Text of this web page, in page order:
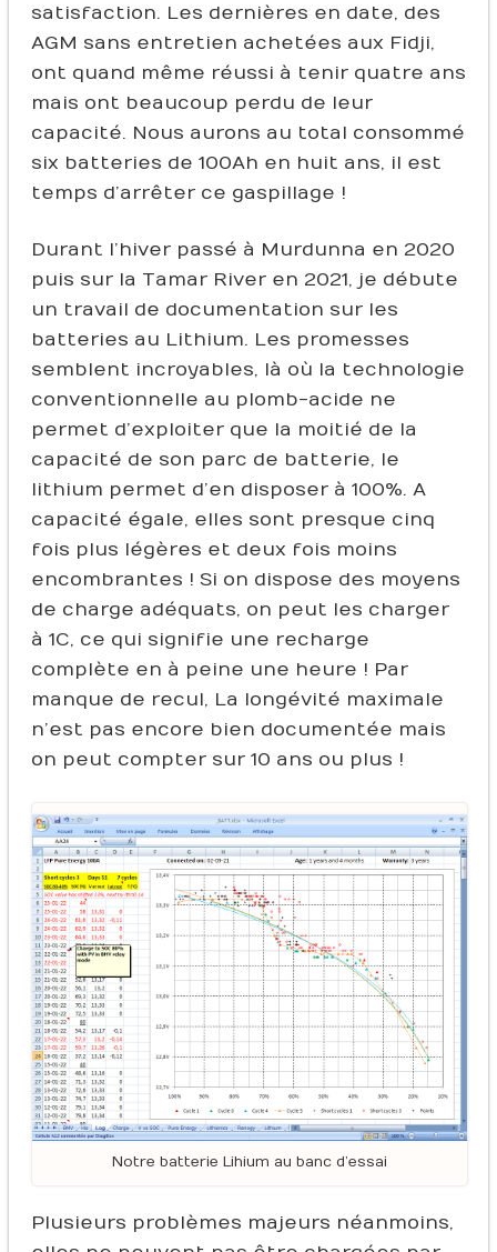
satisfaction. Les dernières en date, des
AGM sans entretien achetées aux Fidji,
ont quand même réussi à tenir quatre ans
mais ont beaucoup perdu de leur
capacité. Nous aurons au total consommé
six batteries de 100Ah en huit ans, il est
temps d’arrêter ce gaspillage !
Durant l’hiver passé à Murdunna en 2020
puis sur la Tamar River en 2021, je débute
un travail de documentation sur les
batteries au Lithium. Les promesses
semblent incroyables, là où la technologie
conventionnelle au plomb-acide ne
permet d’exploiter que la moitié de la
capacité de son parc de batterie, le
lithium permet d’en disposer à 100%. A
capacité égale, elles sont presque cinq
fois plus légères et deux fois moins
encombrantes ! Si on dispose des moyens
de charge adéquats, on peut les charger
à 1C, ce qui signifie une recharge
complète en à peine une heure ! Par
manque de recul, La longévité maximale
n’est pas encore bien documentée mais
on peut compter sur 10 ans ou plus !
Notre batterie Lihium au banc d’essai
Plusieurs problèmes majeurs néanmoins,